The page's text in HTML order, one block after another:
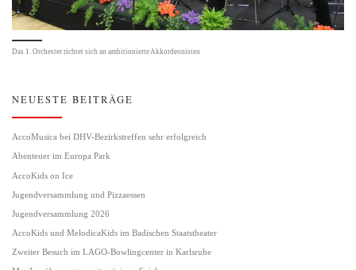
Das 1. Orchester richtet sich an ambitionierte Akkordeonisten
NEUESTE BEITRÄGE
AccoMusica bei DHV-Bezirkstreffen sehr erfolgreich
Abenteuer im Europa Park
AccoKids on Ice
Jugendversammlung und Pizzaessen
Jugendversammlung 2026
AccoKids und MelodicaKids im Badischen Staatstheater
Zweiter Besuch im LAGO-Bowlingcenter in Karlsruhe